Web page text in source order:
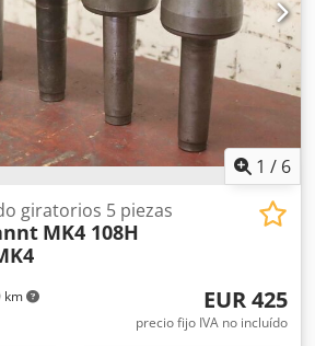
1 / 6
km
giratorios 5 piezas
MK4 108H
EUR 425
precio fijo IVA no incluído